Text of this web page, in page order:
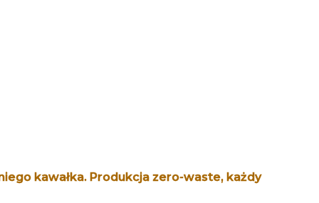
kawałka. Produkcja zero-waste, każdy